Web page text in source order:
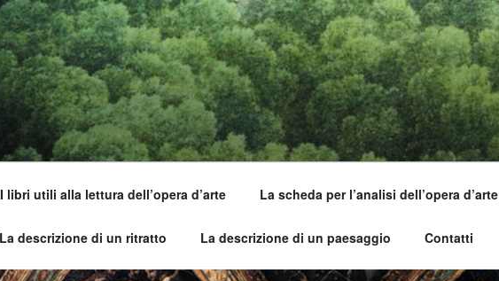
ad amarle
I libri utili alla lettura dell’opera d’arte La scheda per l’analisi dell’opera d’arte
La descrizione di un ritratto La descrizione di un paesaggio Contatti